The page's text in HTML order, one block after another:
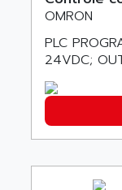
SMC500
PLC-5
NC
SERVO
ACI
ACMA
ACOBAL
ACOOL
OMRON
PLC
24VDC;